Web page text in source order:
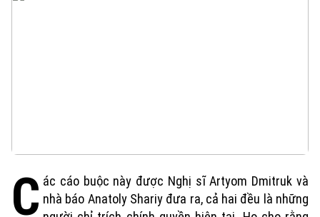
C ác cáo buộc này được Nghị sĩ Artyom Dmitruk và
nhà báo Anatoly Shariy đưa ra, cả hai đều là những